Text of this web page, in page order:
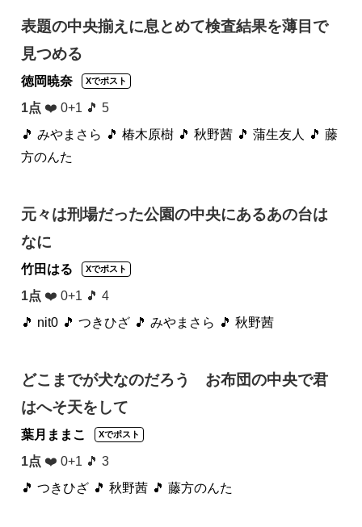
表題の中央揃えに息とめて検査結果を薄目で
見つめる
徳岡暁奈 Xでポスト
1点 ❤️ 0+1 🎵 5
🎵 みやまさら 🎵 椿木原樹 🎵 秋野茜 🎵 蒲生友人
🎵 藤
方のんた
元々は刑場だった公園の中央にあるあの台は
なに
竹田はる Xでポスト
1点 ❤️ 0+1 🎵 4
🎵 nit0 🎵 つきひざ 🎵 みやまさら 🎵 秋野茜
どこまでが犬なのだろう お布団の中央で君
はへそ天をして
葉月ままこ Xでポスト
1点 ❤️ 0+1 🎵 3
🎵 つきひざ 🎵 秋野茜 🎵 藤方のんた